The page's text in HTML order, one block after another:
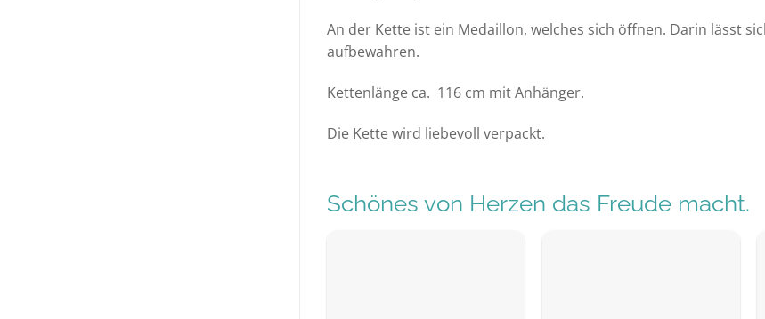
An der Kette ist ein Medaillon, welches sich öffnen. Darin lässt
aufbewahren.
Kettenlänge ca. 116 cm mit Anhänger.
Die Kette wird liebevoll verpackt.
Schönes von Herzen das Freude macht.